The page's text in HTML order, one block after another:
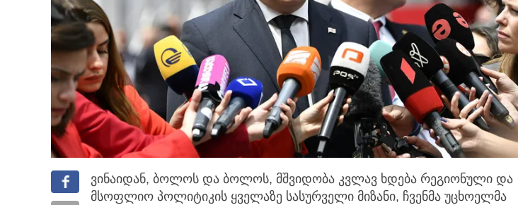
ვინაიდან, ბოლოს და ბოლოს, მშვიდობა კვლავ ხდება რეგიონული და
მსოფლიო პოლიტიკის ყველაზე სასურველი მიზანი, ჩვენმა უცხოელმა